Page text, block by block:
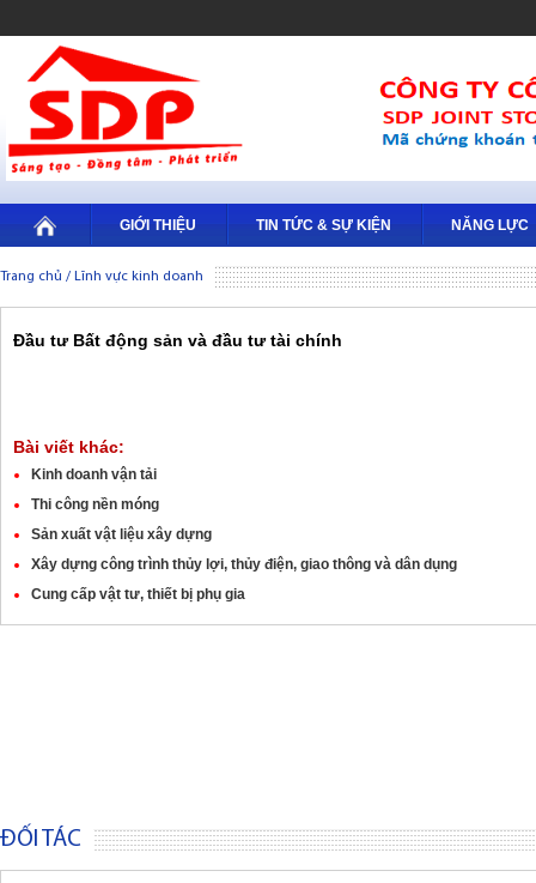
GIỚI THIỆU TIN TỨC & SỰ KIỆN NĂNG LỰC
Trang chủ / Lĩnh vực kinh doanh
Đầu tư Bất động sản và đầu tư tài chính
Bài viết khác:
Kinh doanh vận tải
Thi công nền móng
Sản xuất vật liệu xây dựng
Xây dựng công trình thủy lợi, thủy điện, giao thông và dân dụng
Cung cấp vật tư, thiết bị phụ gia
ĐỐI TÁC